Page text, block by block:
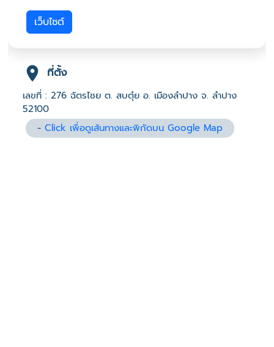
เว็บไซต์
ที่ตั้ง
เลขที่ : 276 ฉัตรไชย ต. สบตุ๋ย อ. เมืองลำปาง จ. ลำปาง
52100
-Click เพื่อดูเส้นทางและพิกัดบน Google Map